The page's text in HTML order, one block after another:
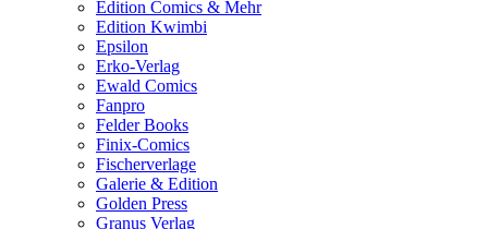
Edition Comics & Mehr
Edition Kwimbi
Epsilon
Erko-Verlag
Ewald Comics
Fanpro
Felder Books
Finix-Comics
Fischerverlage
Galerie & Edition
Golden Press
Granus Verlag